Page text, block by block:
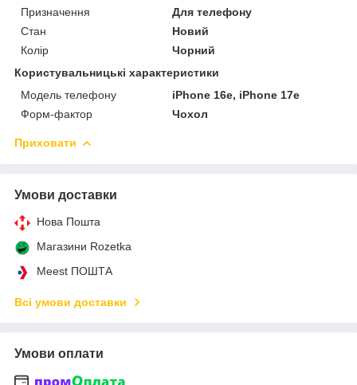
Призначення
Для телефону
Стан
Новий
Колір
Чорний
Користувальницькі характеристики
Модель телефону
iPhone 16e, iPhone 17e
Форм-фактор
Чохол
Приховати
Умови доставки
Нова Пошта
Магазини Rozetka
Meest ПОШТА
Всі умови доставки
Умови оплати